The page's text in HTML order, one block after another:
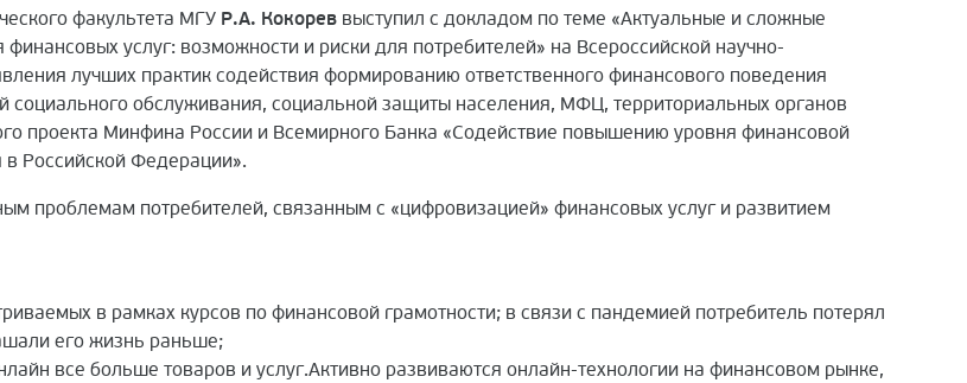
факультета МГУ Р.А. Кокорев выступил с докладом по теме «Актуальные и сложные
услуг: возможности и риски для потребителей» на Всероссийской научно-
лучших практик содействия формированию ответственного финансового поведения
социального обслуживания, социальной защиты населения, МФЦ, территориальных органов
проекта Минфина России и Всемирного Банка «Содействие повышению уровня финансовой
в Российской Федерации».
проблемам потребителей, связанным с «цифровизацией» финансовых услуг и развитием
в рамках курсов по финансовой грамотности; в связи с пандемией потребитель потерял
его жизнь раньше;
все больше товаров и услуг.Активно развиваются онлайн-технологии на финансовом рынке,